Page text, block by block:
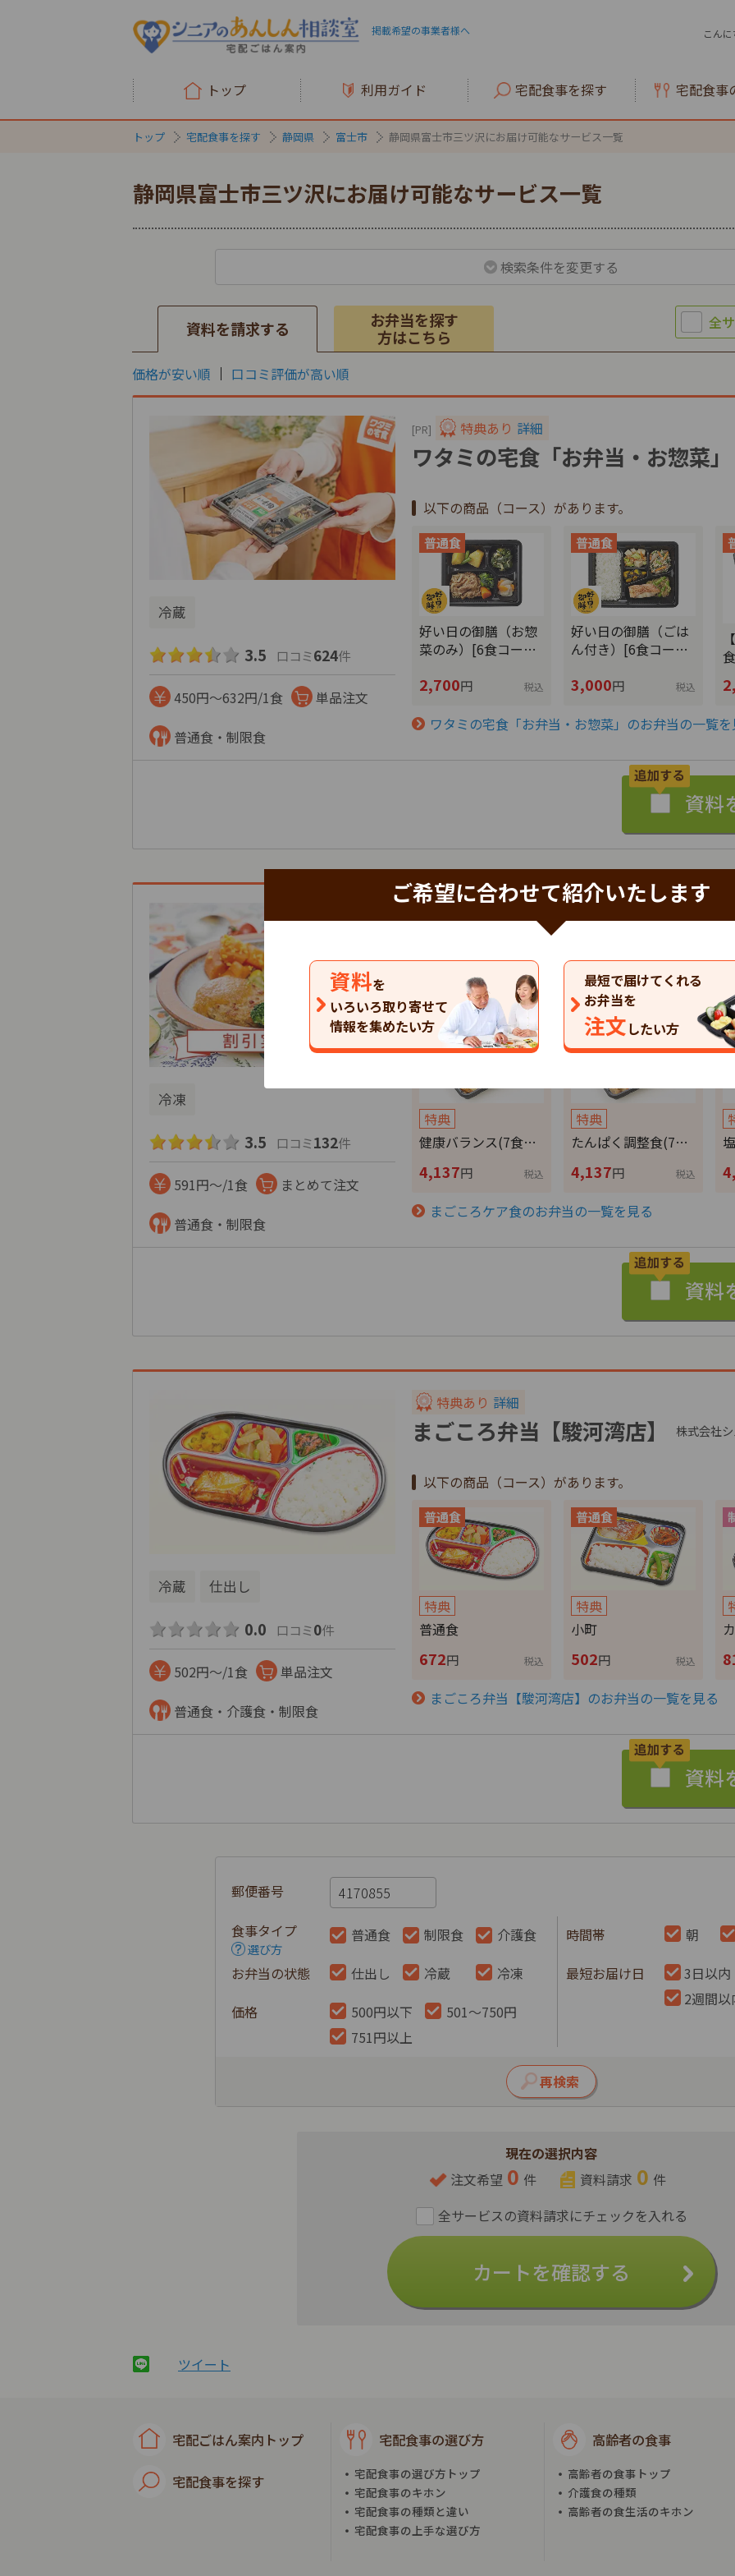
掲載希望の事業者様へ こん
トップ 利用ガイド 宅配食事を探す 宅配食事
トップ 宅配食事を探す 静岡県 富士市 静岡県富士市三ツ沢にお届け可能なサービス一覧
ご希望に合わせて紹介いたします
資料を
いろいろ取り寄せて
情報を集めたい方
最短で届けてくれる
お弁当を
注文したい方
静岡県富士市三ツ沢にお届け可能なサービス一覧
検索条件を変更する
資料を請求する
お弁当を探す
方はこちら
価格が安い順 口コミ評価が高い順
[PR] 特典あり 詳細
ワタミの宅食「お弁当・お惣菜」
冷蔵
3.5 口コミ624件
450円～632円/1食
単品注文
普通食・制限食
以下の商品（コース）があります。
好い日の御膳（お惣
菜のみ）[6食コー…
2,700円 税込
好い日の御膳（ごは
ん付き）[6食コー…
3,000円 税込
ワタミの宅食「お弁当・お惣菜」のお弁当の一覧
まごころケア食
冷凍
3.5 口コミ132件
591円～/1食
まとめて注文
普通食・制限食
以下の商品（コース）があります。
特典
健康バランス(7食…
4,137円 税込
特典
たんぱく調整食(7…
4,137円 税込
まごころケア食のお弁当の一覧を見る
特典あり 詳細
まごころ弁当【駿河湾店】 株式会社
冷蔵 仕出し
0.0 口コミ0件
502円～/1食
単品注文
普通食・介護食・制限食
以下の商品（コース）があります。
特典
普通食
672円 税込
特典
小町
502円 税込
まごころ弁当【駿河湾店】のお弁当の一覧を見る
現在の選択内容
注文希望 0 件 資料請求 0 件
カートを確認する
郵便番号
食事タイプ
選び方
普通食 制限食
介護食
お弁当の状態
仕出し 冷蔵 冷凍
時間帯 朝
価格 500円以下
501～750円
751円以上
最短お届け日
3日以内
2週間以
ツイート
宅配ごはん案内トップ
宅配食事を探す
宅配食事の選び方
宅配食事の選び方トップ
宅配食事のキホン
宅配食事の種類と違い
宅配食事の上手な選び方
高齢者の食事
高齢者の食事トップ
介護食の種類
高齢者の食生活のキホン